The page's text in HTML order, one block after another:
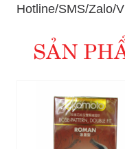
Hotline/SMS/Zalo/
SẢN